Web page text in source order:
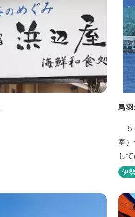
鳥
５
室
し
ー伊